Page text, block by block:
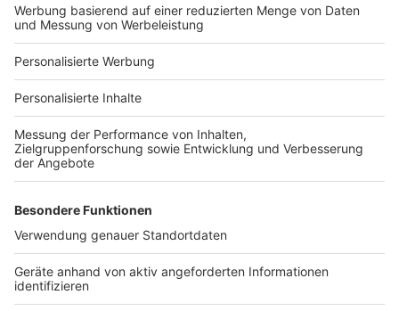
Bauprojekt-Profil
Für Unternehmen
Ihre Baufirma auf bauen.de
Kostenloses Infogespräch